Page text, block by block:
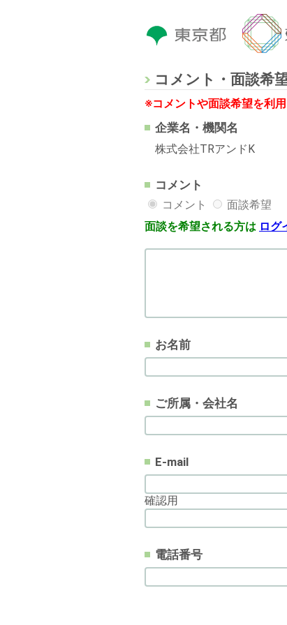
コメント・面談希
※コメントや面談希望を利
企業名・機関名
株式会社TRアンドK
コメント
コメント
面談希望
面談を希望される方は ログ
お名前
ご所属・会社名
E-mail
確認用
電話番号